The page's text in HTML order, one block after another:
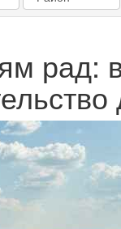
рад: